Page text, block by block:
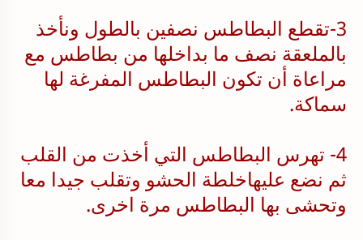
3-تقطع البطاطس نصفين بالطول ونأخذ
بالملعقة نصف ما بداخلها من بطاطس مع
مراعاة أن تكون البطاطس المفرغة لها
سماكة.
4- تهرس البطاطس التي أخذت من القلب
ثم نضع عليهاخلطة الحشو وتقلب جيدا معا
وتحشى بها البطاطس مرة اخرى.